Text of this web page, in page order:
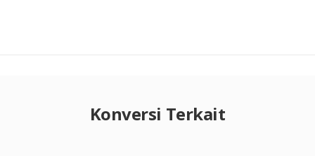
Konversi Terkait